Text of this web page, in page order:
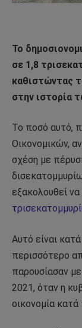
Το
σε 1,8
καθιστώντας
στην ιστορία
Το ποσό αυτό,
Οικονομικών,
σχέση με
εξακολουθεί να
Αυτό είναι
περισσότερο
παρουσίασαν
2021, όταν η
οικονομία κατά